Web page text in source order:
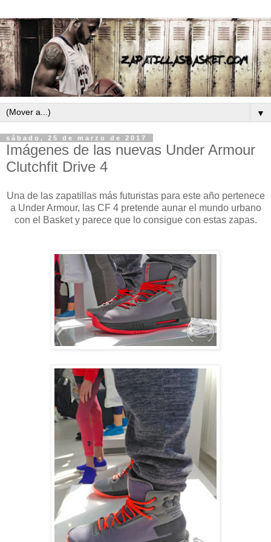
▼
sábado, 25 de marzo de 2017
Imágenes de las nuevas Under Armour
Clutchfit Drive 4
Una de las zapatillas más futuristas para este año pertenece
a Under Armour, las CF 4 pretende aunar el mundo urbano
con el Basket y parece que lo consigue con estas zapas.